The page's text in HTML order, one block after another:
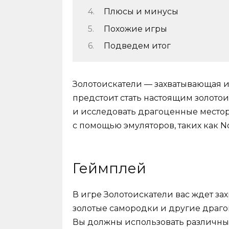
Плюсы и минусы
Похожие игры
Подведем итог
Золотоискатели —
предстоит стать настоящим
и исследовать драгоценные
с помощью эмуляторов, таких как
Геймплей
В игре Золотоискатели вас ждет
золотые самородки и другие
Вы должны использовать